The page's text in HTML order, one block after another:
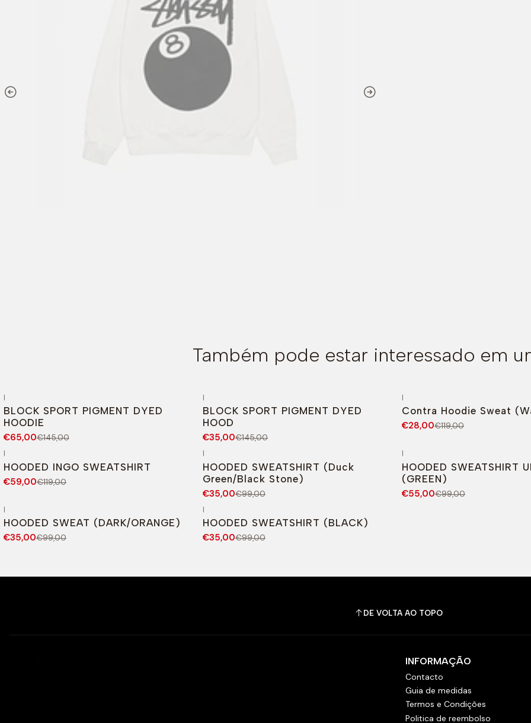
Também pode estar interessado em
|
BLOCK SPORT PIGMENT DYED
HOODIE
€65,00€145,00
|
BLOCK SPORT PIGMENT DYED
HOOD
€35,00€145,00
|
Contra Hoodie Sweat
€28,00€119,00
|
HOODED INGO SWEATSHIRT
€59,00€119,00
|
HOODED SWEATSHIRT (Duck
Green/Black Stone)
€35,00€99,00
|
HOODED SWEATSHIRT
(GREEN)
€55,00€99,00
|
HOODED SWEAT (DARK/ORANGE)
€35,00€99,00
|
HOODED SWEATSHIRT (BLACK)
€35,00€99,00
DE VOLTA AO TOPO
INFORMAÇÃO
Contacto
Guia de medidas
Termos e Condições
Politica de reembolso